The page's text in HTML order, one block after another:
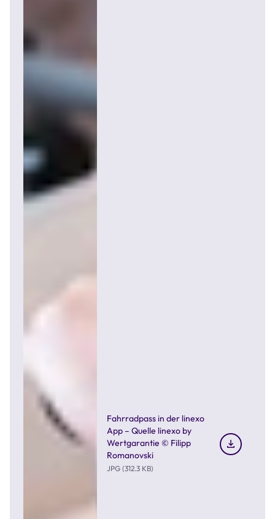
Fahrradpass in der linexo
App – Quelle linexo by
Wertgarantie © Filipp
Romanovski
JPG (312.3 KB)